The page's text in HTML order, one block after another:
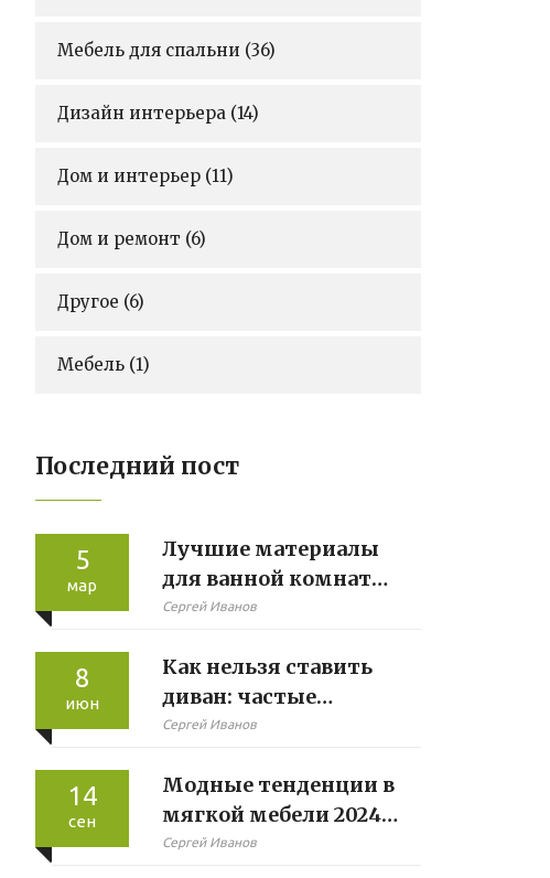
Мебель для спальни (36)
Дизайн интерьера (14)
Дом и интерьер (11)
Дом и ремонт (6)
Другое (6)
Мебель (1)
Последний пост
5
мар
Лучшие материалы
для ванной комнаты:
выбор для каждой
Сергей Иванов
8
июн
Как нельзя ставить
диван: частые
ошибки и полезные
Сергей Иванов
14
сен
Модные тенденции в
мягкой мебели 2024
года
Сергей Иванов